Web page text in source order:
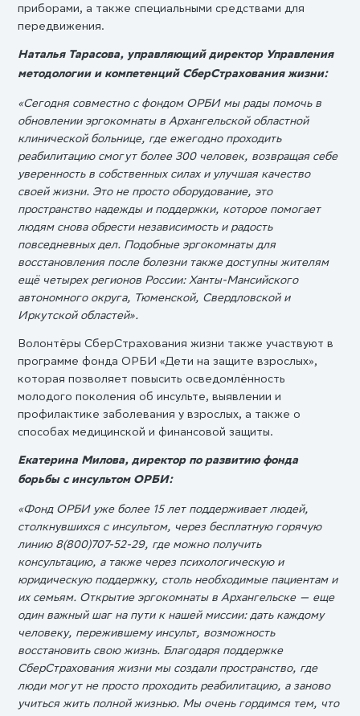
приборами, а также специальными средствами для
передвижения.
Наталья Тарасова, управляющий директор Управления
методологии и компетенций СберСтрахования жизни:
«Сегодня совместно с фондом ОРБИ мы рады помочь в
обновлении эргокомнаты в Архангельской областной
клинической больнице, где ежегодно проходить
реабилитацию смогут более 300 человек, возвращая себе
уверенность в собственных силах и улучшая качество
своей жизни. Это не просто оборудование, это
пространство надежды и поддержки, которое помогает
людям снова обрести независимость и радость
повседневных дел. Подобные эргокомнаты для
восстановления после болезни также доступны жителям
ещё четырех регионов России: Ханты-Мансийского
автономного округа, Тюменской, Свердловской и
Иркутской областей».
Волонтёры СберСтрахования жизни также участвуют в
программе фонда ОРБИ «Дети на защите взрослых»,
которая позволяет повысить осведомлённость
молодого поколения об инсульте, выявлении и
профилактике заболевания у взрослых, а также о
способах медицинской и финансовой защиты.
Екатерина Милова, директор по развитию фонда
борьбы с инсультом ОРБИ:
«Фонд ОРБИ уже более 15 лет поддерживает людей,
столкнувшихся с инсультом, через бесплатную горячую
линию 8(800)707-52-29, где можно получить
консультацию, а также через психологическую и
юридическую поддержку, столь необходимые пациентам и
их семьям. Открытие эргокомнаты в Архангельске — еще
один важный шаг на пути к нашей миссии: дать каждому
человеку, пережившему инсульт, возможность
восстановить свою жизнь. Благодаря поддержке
СберСтрахования жизни мы создали пространство, где
люди могут не просто проходить реабилитацию, а заново
учиться жить полной жизнью. Мы очень гордимся тем, что